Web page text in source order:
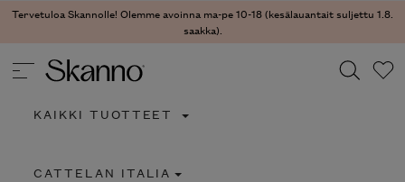
Tervetuloa Skannolle! Olemme avoinna ma-pe 10-18 (kesälauantait suljettu 1.8.
saakka).
Type 2 or more characters for results.
KAIKKI TUOTTEET
CATTELAN ITALIA